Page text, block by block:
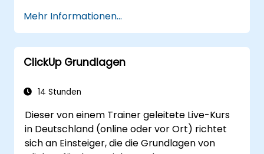
Fortgeschrittene Berichtsfunktionen und
Dashboards zu nutzen, um
Entscheidungsträgern wertvolle Einblicke
zu liefern.
ClickUp mit bestehenden
Governance, Compliance und Sicherheit
innerhalb von ClickUp zu verbessern.
Mehr Informationen...
ClickUp Grundlagen
14 Stunden
Dieser von einem Trainer geleitete Live-Kurs
in Deutschland (online oder vor Ort) richtet
sich an Einsteiger, die die Grundlagen von